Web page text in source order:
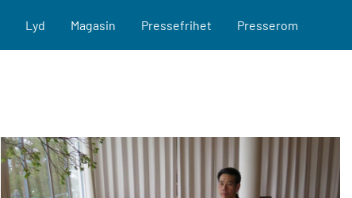
Lyd Magasin Pressefrihet Presserom